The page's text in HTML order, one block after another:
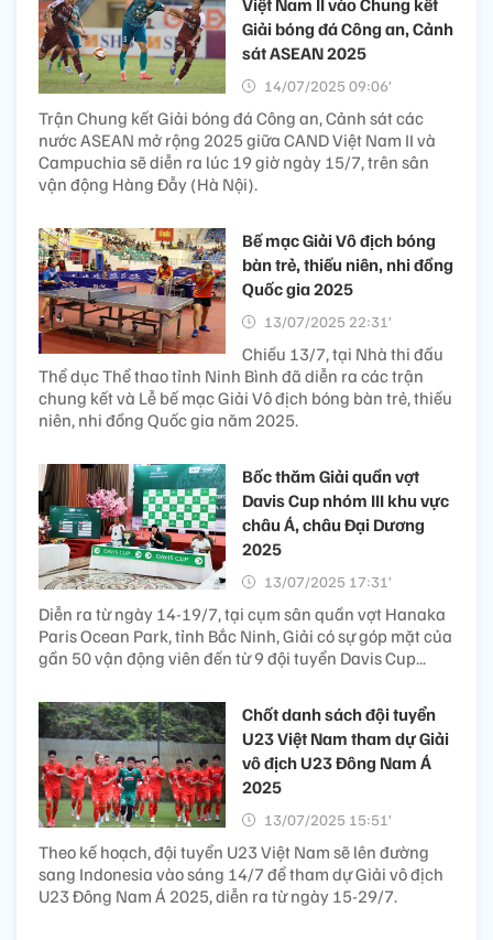
Việt Nam II vào Chung kết
Giải bóng đá Công an, Cảnh
sát ASEAN 2025
14/07/2025 09:06’
Trận Chung kết Giải bóng đá Công an, Cảnh sát các
nước ASEAN mở rộng 2025 giữa CAND Việt Nam II và
Campuchia sẽ diễn ra lúc 19 giờ ngày 15/7, trên sân
vận động Hàng Đẫy (Hà Nội).
Bế mạc Giải Vô địch bóng
bàn trẻ, thiếu niên, nhi đồng
Quốc gia 2025
13/07/2025 22:31’
Chiều 13/7, tại Nhà thi đấu
Thể dục Thể thao tỉnh Ninh Bình đã diễn ra các trận
chung kết và Lễ bế mạc Giải Vô địch bóng bàn trẻ, thiếu
niên, nhi đồng Quốc gia năm 2025.
Bốc thăm Giải quần vợt
Davis Cup nhóm III khu vực
châu Á, châu Đại Dương
2025
13/07/2025 17:31’
Diễn ra từ ngày 14-19/7, tại cụm sân quần vợt Hanaka
Paris Ocean Park, tỉnh Bắc Ninh, Giải có sự góp mặt của
gần 50 vận động viên đến từ 9 đội tuyển Davis Cup...
Chốt danh sách đội tuyển
U23 Việt Nam tham dự Giải
vô địch U23 Đông Nam Á
2025
13/07/2025 15:51’
Theo kế hoạch, đội tuyển U23 Việt Nam sẽ lên đường
sang Indonesia vào sáng 14/7 để tham dự Giải vô địch
U23 Đông Nam Á 2025, diễn ra từ ngày 15-29/7.